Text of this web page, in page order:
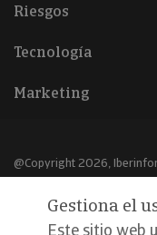
Riesgos
Tecnología
Marketing
@Copyright 2026,
Aviso legalGestiona el
Este sitio web